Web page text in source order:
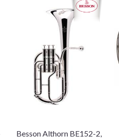
Besson Althorn BE152-2,